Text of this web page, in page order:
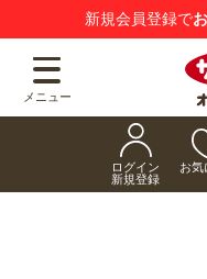
新規会員登録で
メニュー
ログイン
新規登録
お気